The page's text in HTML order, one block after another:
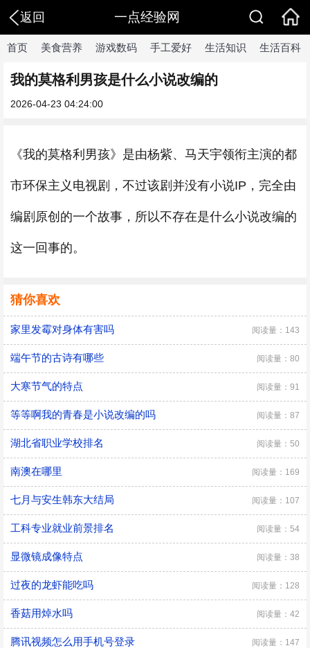
返回 一点经验网
首页 美食营养 游戏数码 手工爱好 生活知识 生活百科
我的莫格利男孩是什么小说改编的
2026-04-23 04:24:00
《我的莫格利男孩》是由杨紫、马天宇领衔主演的都
市环保主义电视剧，不过该剧并没有小说IP，完全由
编剧原创的一个故事，所以不存在是什么小说改编的
这一回事的。
猜你喜欢
家里发霉对身体有害吗 阅读量：143
端午节的古诗有哪些 阅读量：80
大寒节气的特点 阅读量：91
等等啊我的青春是小说改编的吗 阅读量：87
湖北省职业学校排名 阅读量：50
南澳在哪里 阅读量：169
七月与安生韩东大结局 阅读量：107
工科专业就业前景排名 阅读量：54
显微镜成像特点 阅读量：38
过夜的龙虾能吃吗 阅读量：128
香菇用焯水吗 阅读量：42
腾讯视频怎么用手机号登录 阅读量：147